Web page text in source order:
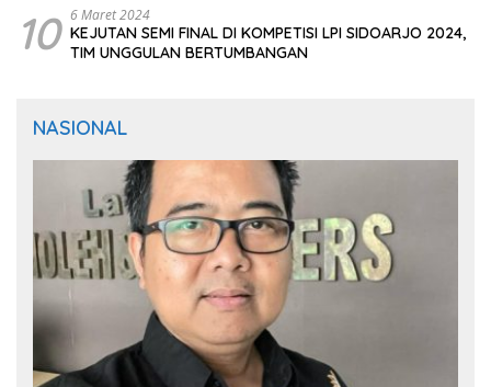
10 6 Maret 2024
KEJUTAN SEMI FINAL DI KOMPETISI LPI SIDOARJO 2024,
TIM UNGGULAN BERTUMBANGAN
NASIONAL